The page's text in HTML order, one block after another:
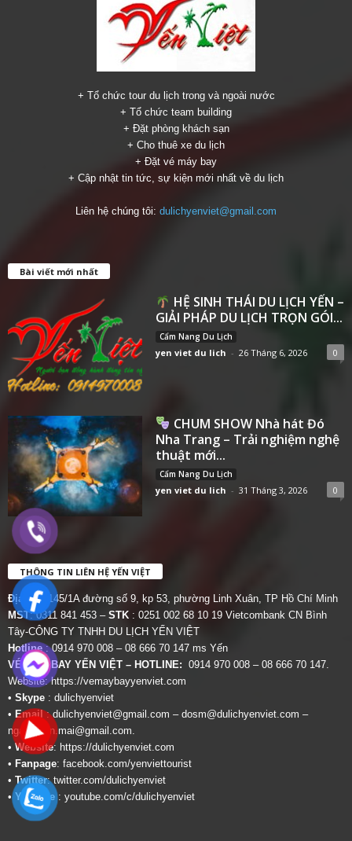
+ Tổ chức tour du lịch trong và ngoài nước
+ Tổ chức team building
+ Đặt phòng khách sạn
+ Cho thuê xe du lịch
+ Đặt vé máy bay
+ Cập nhật tin tức, sự kiện mới nhất về du lịch
Liên hệ chúng tôi: dulichyenviet@gmail.com
Bài viết mới nhất
HỆ SINH THÁI DU LỊCH YẾN –
GIẢI PHÁP DU LỊCH TRỌN GÓI...
Cẩm Nang Du Lịch
yen viet du lich - 26 Tháng 6, 2026 0
CHUM SHOW Nhà hát Đó
Nha Trang – Trải nghiệm nghệ
thuật mới...
Cẩm Nang Du Lịch
yen viet du lich - 31 Tháng 3, 2026 0
THÔNG TIN LIÊN HỆ YẾN VIỆT
Địa chỉ: 145/1A đường số 9, kp 53, phường Linh Xuân, TP Hồ Chí Minh
MST: 0311 841 453 – STK : 0251 002 68 10 19 Vietcombank CN Bình
Tây-CÔNG TY TNHH DU LỊCH YẾN VIỆT
Hotline: 0914 970 008 – 08 666 70 147 ms Yến
VÉ MÁY BAY YẾN VIỆT – HOTLINE: 0914 970 008 – 08 666 70 147.
Website:https://vemaybayyenviet.com
• Skype : dulichyenviet
• Email:dulichyenviet@gmail.com – dosm@dulichyenviet.com –
ngan.phan.mai@gmail.com.
• Website: https://dulichyenviet.com
• Fanpage: facebook.com/yenviettourist
• Twitter:twitter.com/dulichyenviet
•Youtube: youtube.com/c/dulichyenviet